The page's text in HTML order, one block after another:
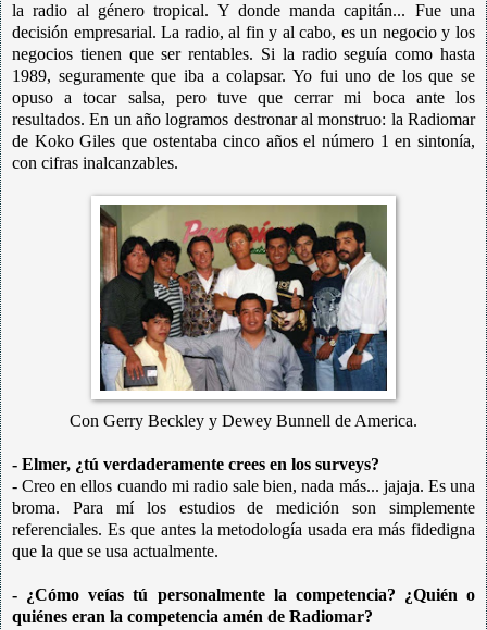
la radio al género tropical. Y donde manda capitán... Fue una
decisión empresarial. La radio, al fin y al cabo, es un negocio y los
negocios tienen que ser rentables. Si la radio seguía como hasta
1989, seguramente que iba a colapsar. Yo fui uno de los que se
opuso a tocar salsa, pero tuve que cerrar mi boca ante los
resultados. En un año logramos destronar al monstruo: la Radiomar
de Koko Giles que ostentaba cinco años el número 1 en sintonía,
con cifras inalcanzables.
Con Gerry Beckley y Dewey Bunnell de America.
- Elmer, ¿tú verdaderamente crees en los surveys?
- Creo en ellos cuando mi radio sale bien, nada más... jajaja. Es una
broma. Para mí los estudios de medición son simplemente
referenciales. Es que antes la metodología usada era más fidedigna
que la que se usa actualmente.
- ¿Cómo veías tú personalmente la competencia? ¿Quién o
quiénes eran la competencia amén de Radiomar?